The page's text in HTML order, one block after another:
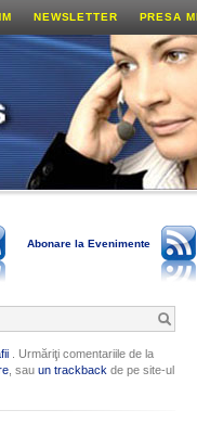
NEWSLETTER PRESA
Abonare la Evenimente
. Urmăriţi comentariile de la
, sauun trackbackde pe site-ul